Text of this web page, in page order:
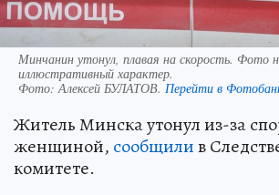
Минчанин утонул, плавая на скорость. Фото
иллюстративный характер.
Фото:Алексей БУЛАТОВ. Перейти в
Житель Минска утонул из-за
женщиной, сообщилив
комитете.